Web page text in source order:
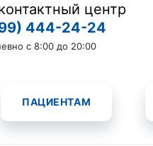
центр
444-24-24
с 8:00 до 20:00
ПАЦИЕНТАМ